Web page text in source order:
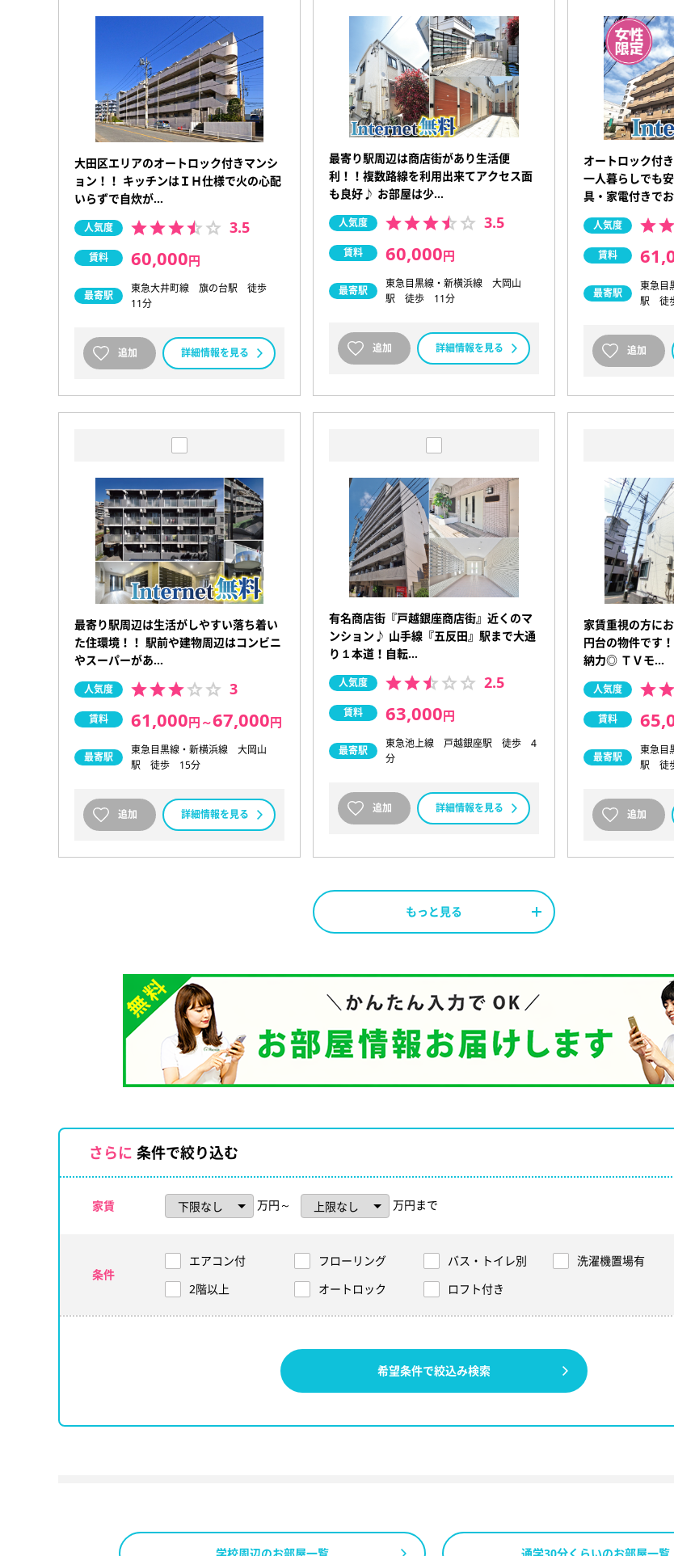
大田区エリアのオートロック付きマンシ
ョン！！ キッチンはＩＨ仕様で火の心配
いらずで自炊が…
人気度 3.5
賃料 60,000円
最寄駅
東急大井町線 旗の台駅 徒歩
11分
追加 詳細情報を見る
最寄り駅周辺は商店街があり生活便
利！！複数路線を利用出来てアクセス面
も良好♪ お部屋は少…
人気度 3.5
賃料 60,000円
最寄駅
東急目黒線・新横浜線 大岡山
駅 徒歩 11分
追加 詳細情報を見る
オートロック付
一人暮らしでも
具・家電付きで
人気度
賃料
最寄駅
東急目
駅 徒
追加
最寄り駅周辺は生活がしやすい落ち着い
た住環境！！ 駅前や建物周辺はコンビニ
やスーパーがあ…
人気度 3
賃料 61,000円 ～67,000円
最寄駅
東急目黒線・新横浜線 大岡山
駅 徒歩 15分
追加 詳細情報を見る
有名商店街『戸越銀座商店街』近くのマ
ンション♪ 山手線『五反田』駅まで大通
り１本道！自転…
人気度 2.5
賃料 63,000円
最寄駅
東急池上線 戸越銀座駅 徒歩 4
分
追加 詳細情報を見る
家賃重視の方に
円台の物件です
納力◎ ＴＶモ…
人気度
賃料
最寄駅
東急目
駅 徒
追加
もっと見る
さらに 条件で絞り込む
家賃 万円～ 万円まで
条件
エアコン付 フローリング バス・トイレ別
洗濯機置場有
2階以上
オートロック ロフト付き
希望条件で絞込み検索